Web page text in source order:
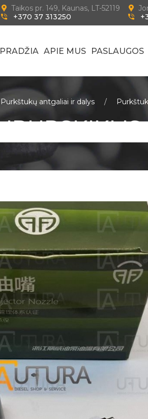
Taikos pr. 149, Kaunas, LT-52119
+370 37 313250
PRADŽIA APIE MUS PASLAUGOS
Purkštukų antgaliai ir dalys